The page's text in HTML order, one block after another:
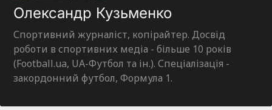
Олександр Кузьменко
Спортивний журналіст, копірайтер. Досвід
роботи в спортивних медіа - більше 10 років
(Football.ua, UA-Футбол та ін.). Спеціалізація -
закордонний футбол, Формула 1.